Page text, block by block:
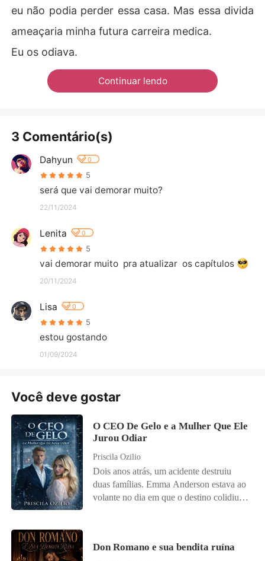
eu não podia perder essa casa. Mas essa divida
ameaçaria minha futura carreira medica.
Eu os odiava.
Continuar lendo
3 Comentário(s)
Dahyun 0
5
será que vai demorar muito?
22/11/2024
Lenita 0
5
vai demorar muito  pra atualizar  os capítulos
20/11/2024
Lisa 0
5
estou gostando
01/09/2024
Você deve gostar
O CEO De Gelo e a Mulher Que Ele
Jurou Odiar
Priscila Ozilio
Dois anos atrás, um acidente destruiu
duas famílias. Emma Anderson estava ao
volante no dia em que o destino colidiu
algo precioso: sua voz. Desde a tragédia,
Don Romano e sua bendita ruína